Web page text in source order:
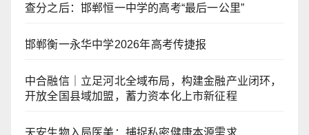
查分之后：邯郸恒一中学的高考“最后一公里”
邯郸衡一永华中学2026年高考传捷报
中合融信｜立足河北全域布局，构建金融产业闭环，
开放全国县域加盟，蓄力资本化上市新征程